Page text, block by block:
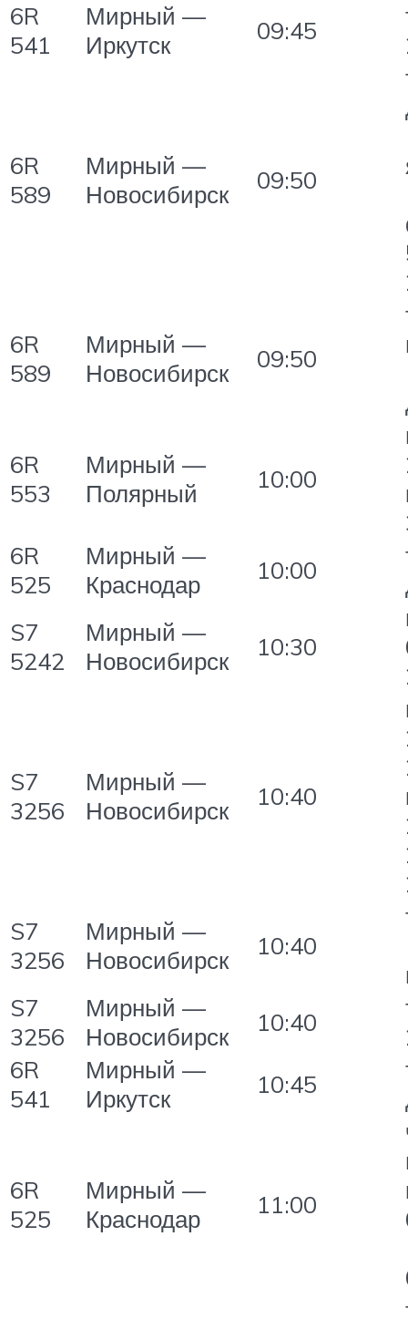
6R
541
Мирный —
Иркутск
09:45
6R
589
Мирный —
Новосибирск
09:50
6R
589
Мирный —
Новосибирск
09:50
6R
553
Мирный —
Полярный
10:00
6R
525
Мирный —
Краснодар
10:00
S7
5242
Мирный —
Новосибирск
10:30
S7
3256
Мирный —
Новосибирск
10:40
S7
3256
Мирный —
Новосибирск
10:40
S7
3256
Мирный —
Новосибирск
10:40
6R
541
Мирный —
Иркутск
10:45
6R
525
Мирный —
Краснодар
11:00